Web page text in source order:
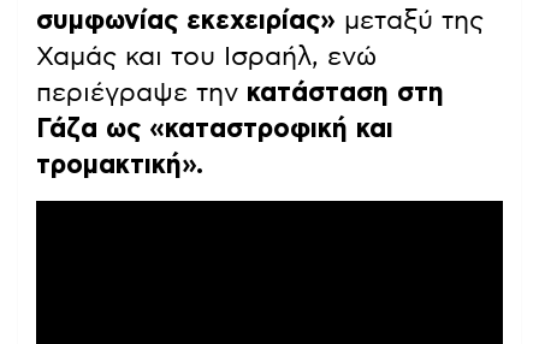
συμφωνίας εκεχειρίας» μεταξύ της
Χαμάς και του Ισραήλ, ενώ
περιέγραψε την κατάσταση στη
Γάζα ως «καταστροφική και
τρομακτική».